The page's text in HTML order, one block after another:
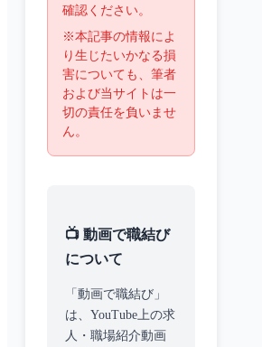
確認ください。
※本記事の情報によ
り生じたいかなる損
害についても、筆者
および当サイトは一
切の責任を負いませ
ん。
📺 動画で職結び
について
「動画で職結び」
は、YouTube上の求
人・職場紹介動画